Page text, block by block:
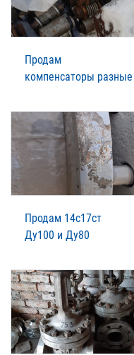
Продам
компенсаторы разные
Продам 14с17ст
Ду100 и Ду80